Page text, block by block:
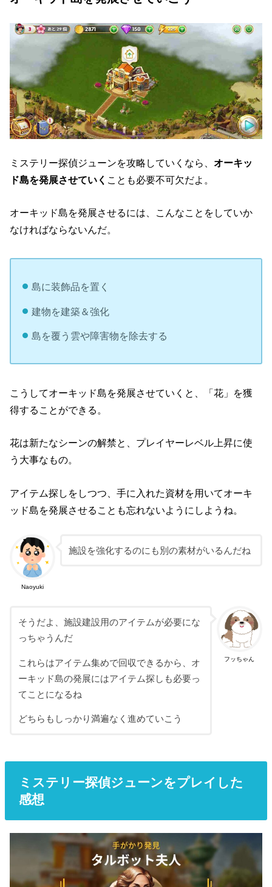
ミステリー探偵ジューンを攻略していくなら、オーキッ
ド島を発展させていく ことも必要不可欠だよ。
オーキッド島を発展させるには、こんなことをしていか
なければならないんだ。
島に装飾品を置く
建物を建築＆強化
島を覆う雲や障害物を除去する
こうしてオーキッド島を発展させていくと、「花」を獲
得することができる。
花は新たなシーンの解禁と、プレイヤーレベル上昇に使
う大事なもの。
アイテム探しをしつつ、手に入れた資材を用いてオーキ
ッド島を発展させることも忘れないようにしようね。
Naoyuki
施設を強化するのにも別の素材がいるんだね
フッちゃん
そうだよ、施設建設用のアイテムが必要にな
っちゃうんだ
これらはアイテム集めで回収できるから、オ
ーキッド島の発展にはアイテム探しも必要っ
てことになるね
どちらもしっかり満遍なく進めていこう
ミステリー探偵ジューンをプレイした
感想